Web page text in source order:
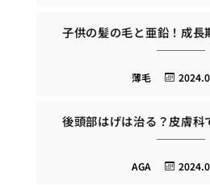
子供の髪の毛と亜鉛！成長
薄毛
後頭部はげは治る？皮膚科
AGA